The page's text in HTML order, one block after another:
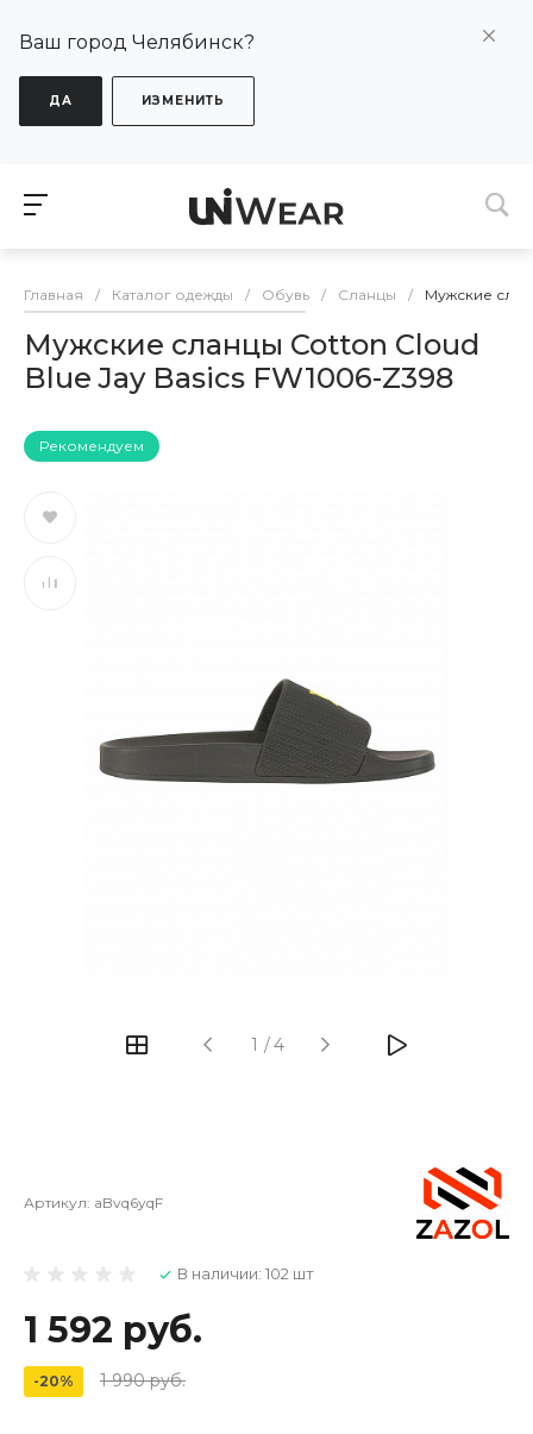
Ваш город Челябинск?
ДА ИЗМЕНИТЬ
Главная / Каталог одежды / Обувь / Сланцы / Мужские
Мужские сланцы Cotton Cloud
Blue Jay Basics FW1006-Z398
Рекомендуем
1 /4
Артикул: aBvq6yqF
В наличии: 102 шт
1 592 руб.
-20% 1 990 руб.